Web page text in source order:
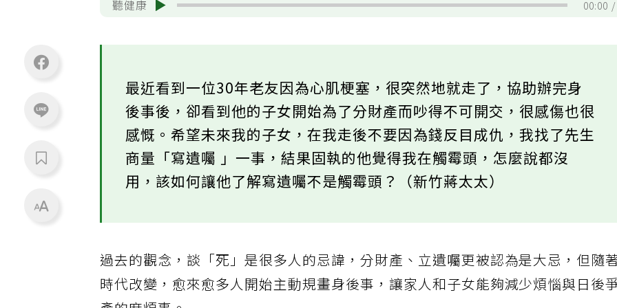
聽健康 00:00
最近看到一位30年老友因為心肌梗塞，很突然地就走了，協助辦完身
後事後，卻看到他的子女開始為了分財產而吵得不可開交，很感傷也很
感慨。希望未來我的子女，在我走後不要因為錢反目成仇，我找了先生
商量「寫遺囑 」一事，結果固執的他覺得我在觸霉頭，怎麼說都沒
用，該如何讓他了解寫遺囑不是觸霉頭？（新竹蔣太太）
過去的觀念，談「死」是很多人的忌諱，分財產、立遺囑更被認為是大忌，但隨
時代改變，愈來愈多人開始主動規畫身後事，讓家人和子女能夠減少煩惱與日後